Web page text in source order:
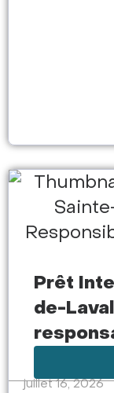
Prêt
de-
juillet 16, 2026